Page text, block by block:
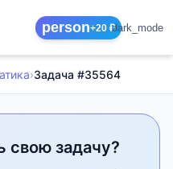
person+20 ₽dark_mode
›Задача #35564
свою задачу?